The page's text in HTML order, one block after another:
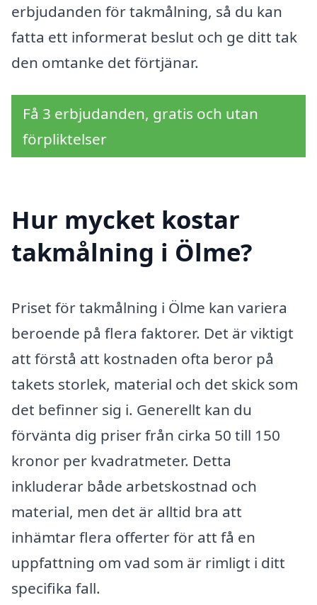
erbjudanden för takmålning, så du kan
fatta ett informerat beslut och ge ditt tak
den omtanke det förtjänar.
Få 3 erbjudanden, gratis och utan
förpliktelser
Hur mycket kostar
takmålning i Ölme?
Priset för takmålning i Ölme kan variera
beroende på flera faktorer. Det är viktigt
att förstå att kostnaden ofta beror på
takets storlek, material och det skick som
det befinner sig i. Generellt kan du
förvänta dig priser från cirka 50 till 150
kronor per kvadratmeter. Detta
inkluderar både arbetskostnad och
material, men det är alltid bra att
inhämtar flera offerter för att få en
uppfattning om vad som är rimligt i ditt
specifika fall.